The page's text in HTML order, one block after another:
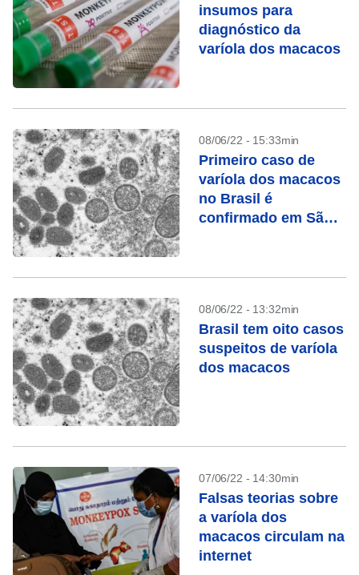
insumos para
diagnóstico da
varíola dos macacos
08/06/22 - 15:33min
Primeiro caso de
varíola dos macacos
no Brasil é
confirmado em São
08/06/22 - 13:32min
Brasil tem oito casos
suspeitos de varíola
dos macacos
07/06/22 - 14:30min
Falsas teorias sobre
a varíola dos
macacos circulam na
internet